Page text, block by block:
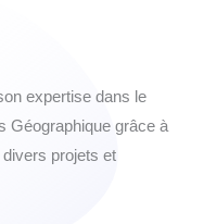
expertise dans le
Géographique grâce à
projets et